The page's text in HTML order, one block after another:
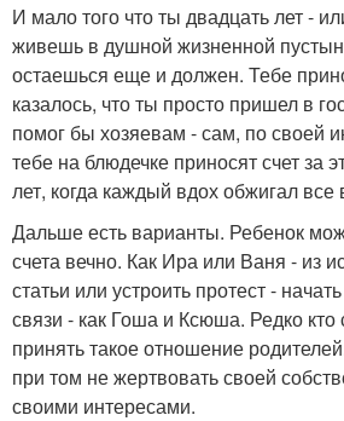
И мало того что ты двадцать лет -
живешь в душной жизненной
остаешься еще и должен. Тебе
казалось, что ты просто пришел в
помог бы хозяевам - сам, по своей
тебе на блюдечке приносят счет за
лет, когда каждый вдох обжигал все
Дальше есть варианты. Ребенок
счета вечно. Как Ира или Ваня - из
статьи или устроить протест -
связи - как Гоша и Ксюша. Редко кто
принять такое отношение
при том не жертвовать своей
своими интересами.